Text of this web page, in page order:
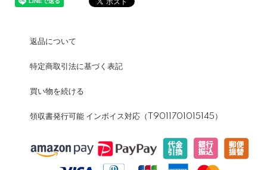
返品について
特定商取引法に基づく表記
買い物を続ける
領収書発行可能 インボイス対応（T9011701015145）